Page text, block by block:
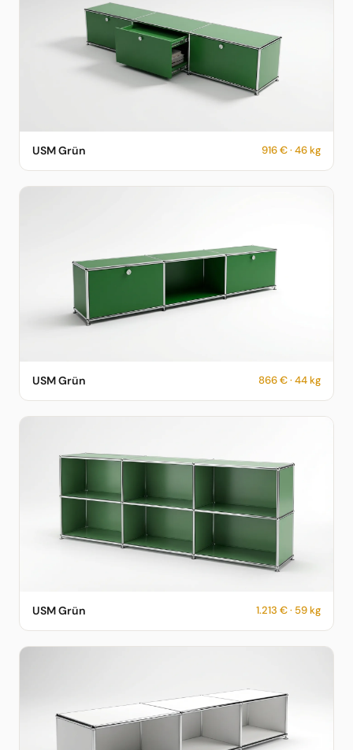
USM Haller Sideboard in USM Grün – 916 € – 46 kg –
fotorealistische KI-Vorschau
USM Grün 916 € · 46 kg
USM Haller Sideboard in USM Grün – 866 € – 44 kg –
fotorealistische KI-Vorschau
USM Grün 866 € · 44 kg
USM Haller Sideboard in USM Grün – 1.213 € – 59 kg –
fotorealistische KI-Vorschau
USM Grün 1.213 € · 59 kg